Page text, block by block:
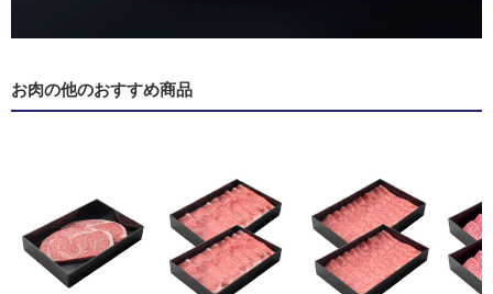
お肉の他のおすすめ商品